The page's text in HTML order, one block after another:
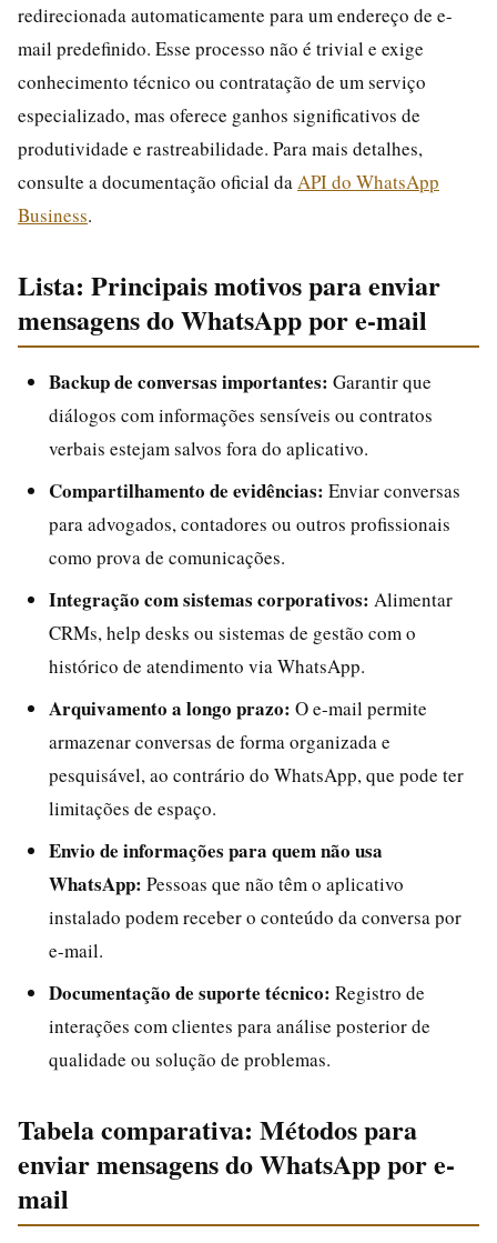
redirecionada automaticamente para um endereço de e-
mail predefinido. Esse processo não é trivial e exige
conhecimento técnico ou contratação de um serviço
especializado, mas oferece ganhos significativos de
produtividade e rastreabilidade. Para mais detalhes,
consulte a documentação oficial da API do WhatsApp
Business.
Lista: Principais motivos para enviar
mensagens do WhatsApp por e-mail
Backup de conversas importantes: Garantir que
diálogos com informações sensíveis ou contratos
verbais estejam salvos fora do aplicativo.
Compartilhamento de evidências: Enviar conversas
para advogados, contadores ou outros profissionais
como prova de comunicações.
Integração com sistemas corporativos: Alimentar
CRMs, help desks ou sistemas de gestão com o
histórico de atendimento via WhatsApp.
Arquivamento a longo prazo: O e-mail permite
armazenar conversas de forma organizada e
pesquisável, ao contrário do WhatsApp, que pode ter
limitações de espaço.
Envio de informações para quem não usa
WhatsApp: Pessoas que não têm o aplicativo
instalado podem receber o conteúdo da conversa por
e-mail.
Documentação de suporte técnico: Registro de
interações com clientes para análise posterior de
qualidade ou solução de problemas.
Tabela comparativa: Métodos para
enviar mensagens do WhatsApp por e-
mail